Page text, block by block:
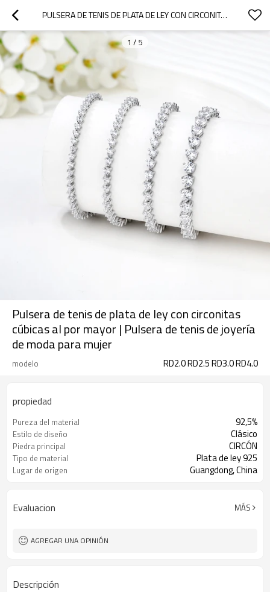
PULSERA DE TENIS DE PLATA DE LEY CON CIRCONITAS CÚBICAS AL POR MAYOR | PULSERA DE TENIS DE JOYERÍA DE MODA PARA MUJER
1 / 5
Pulsera de tenis de plata de ley con circonitas
cúbicas al por mayor | Pulsera de tenis de joyería
de moda para mujer
modelo RD2.0 RD2.5 RD3.0 RD4.0
propiedad
Pureza del material 92,5%
Estilo de diseño Clásico
Piedra principal CIRCÓN
Tipo de material Plata de ley 925
Lugar de origen Guangdong, China
Evaluacion MÁS
AGREGAR UNA OPINIÓN
Descripción